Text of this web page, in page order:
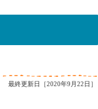
最終更新日［2020年9月22日］